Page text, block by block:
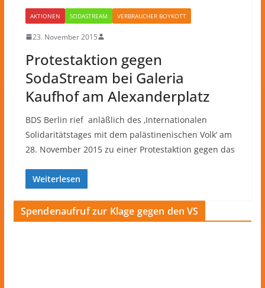
AKTIONEN SODASTREAM VERBRAUCHER BOYKOTT
23. November 2015
Protestaktion gegen
SodaStream bei Galeria
Kaufhof am Alexanderplatz
BDS Berlin rief anläßlich des ‚Internationalen
Solidaritätstages mit dem palästinenischen Volk‘ am
28. November 2015 zu einer Protestaktion gegen das
Weiterlesen
Spendenaufruf zur Klage gegen den VS